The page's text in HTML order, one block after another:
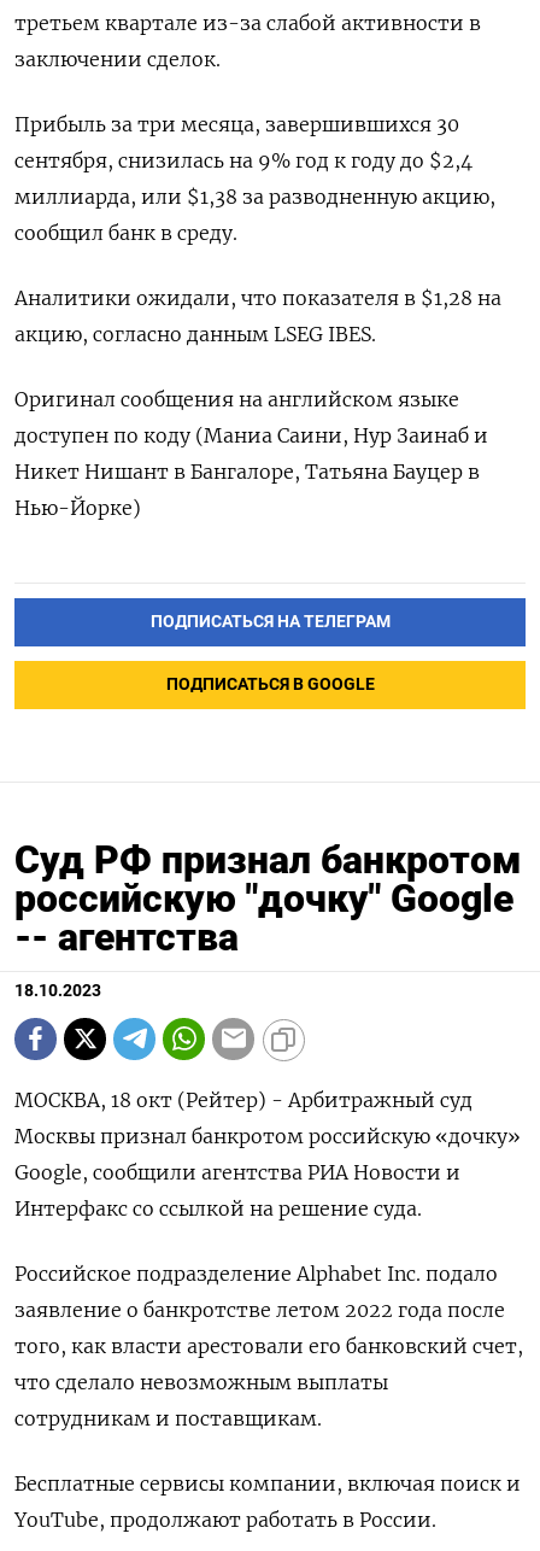
третьем квартале из-за слабой активности в
заключении сделок.
Прибыль за три месяца, завершившихся 30
сентября, снизилась на 9% год к году до $2,4
миллиарда, или $1,38 за разводненную акцию,
сообщил банк в среду.
Аналитики ожидали, что показателя в $1,28 на
акцию, согласно данным LSEG IBES.
Оригинал сообщения на английском языке
доступен по коду (Маниа Саини, Нур Заинаб и
Никет Нишант в Бангалоре, Татьяна Бауцер в
Нью-Йорке)
ПОДПИСАТЬСЯ НА ТЕЛЕГРАМ
ПОДПИСАТЬСЯ В GOOGLE
Суд РФ признал банкротом
российскую "дочку" Google
-- агентства
18.10.2023
МОСКВА, 18 окт (Рейтер) - Арбитражный суд
Москвы признал банкротом российскую «дочку»
Google, сообщили агентства РИА Новости и
Интерфакс со ссылкой на решение суда.
Российское подразделение Alphabet Inc. подало
заявление о банкротстве летом 2022 года после
того, как власти арестовали его банковский счет,
что сделало невозможным выплаты
сотрудникам и поставщикам.
Бесплатные сервисы компании, включая поиск и
YouTube, продолжают работать в России.